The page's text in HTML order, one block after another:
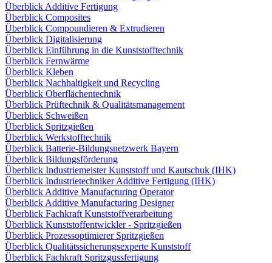
Überblick Additive Fertigung
Überblick Composites
Überblick Compoundieren & Extrudieren
Überblick Digitalisierung
Überblick Einführung in die Kunststofftechnik
Überblick Fernwärme
Überblick Kleben
Überblick Nachhaltigkeit und Recycling
Überblick Oberflächentechnik
Überblick Prüftechnik & Qualitätsmanagement
Überblick Schweißen
Überblick Spritzgießen
Überblick Werkstofftechnik
Überblick Batterie-Bildungsnetzwerk Bayern
Überblick Bildungsförderung
Überblick Industriemeister Kunststoff und Kautschuk (IHK)
Überblick Industrietechniker Additive Fertigung (IHK)
Überblick Additive Manufacturing Operator
Überblick Additive Manufacturing Designer
Überblick Fachkraft Kunststoffverarbeitung
Überblick Kunststoffentwickler - Spritzgießen
Überblick Prozessoptimierer Spritzgießen
Überblick Qualitätssicherungsexperte Kunststoff
Überblick Fachkraft Spritzgussfertigung